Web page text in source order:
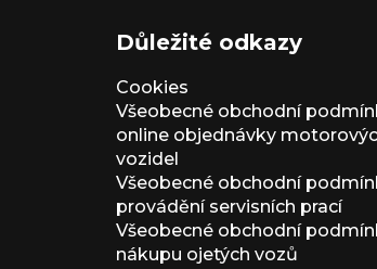
Důležité odkazy
Cookies
Všeobecné obchodní
online objednávky
vozidel
Všeobecné obchodní
provádění servisních prací
Všeobecné obchodní
nákupu ojetých vozů